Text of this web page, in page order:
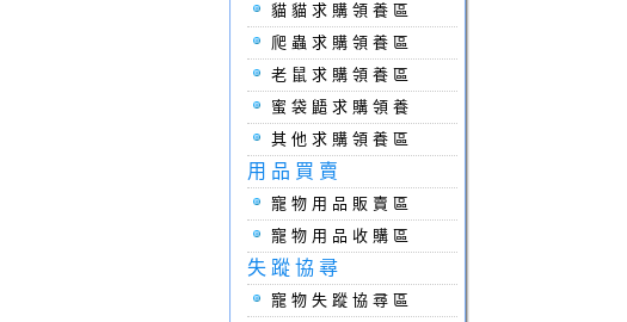
貓貓求購領養區
爬蟲求購領養區
老鼠求購領養區
蜜袋鼯求購領養
其他求購領養區
用品買賣
寵物用品販賣區
寵物用品收購區
失蹤協尋
寵物失蹤協尋區